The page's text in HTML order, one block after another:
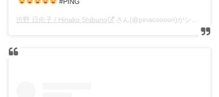
渋野 日向子 / Hinako Shibuno さん(@pinacoooon)がシェアした投稿 –